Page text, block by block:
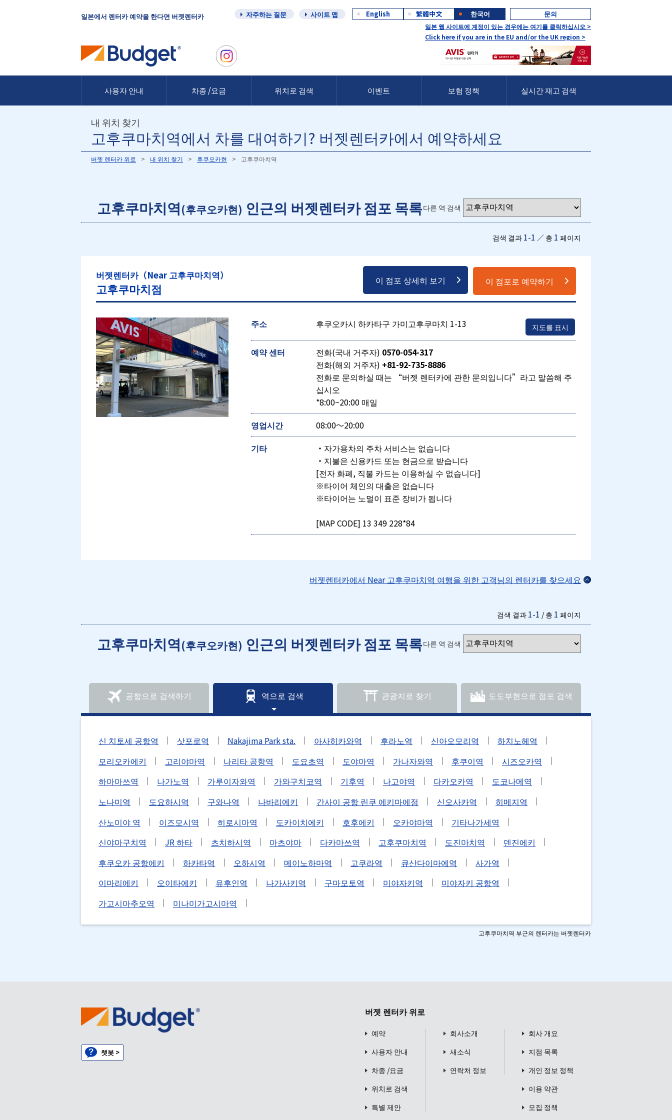
일본에서 렌터카 예약을 한다면 버젯렌터카 문의
English 繁體中文 한국어
자주하는 질문 사이트 맵
일본 웹 사이트에 계정이 있는 경우에는 여기를 클릭하십시오 >
Click here if you are in the EU and/or the UK region >
사용자 안내 차종 /요금 위치로 검색 이벤트 보험 정책 실시간 재고 검색
내 위치 찾기
고후쿠마치역에서 차를 대여하기? 버젯렌터카에서 예약하세요
버젯 렌터카 위로 내 위치 찾기 후쿠오카현 고후쿠마치역
고후쿠마치역(후쿠오카현) 인근의 버젯렌터카 점포 목록다른 역 검색
검색 결과 1-1 ／ 총 1 페이지
버젯렌터카（Near 고후쿠마치역）
고후쿠마치점
이 점포 상세히 보기 이 점포로 예약하기
주소 후쿠오카시 하카타구 가미고후쿠마치 1-13 지도를 표시
예약 센터 전화(국내 거주자) 0570-054-317
전화(해외 거주자) +81-92-735-8886
전화로 문의하실 때는 “버젯 렌터카에 관한 문의입니다”라고 말씀해 주
십시오
*8:00~20:00 매일
영업시간
08:00～20:00
기타
・자가용차의 주차 서비스는 없습니다
・지불은 신용카드 또는 현금으로 받습니다
[전자 화폐, 직불 카드는 이용하실 수 없습니다]
※타이어 체인의 대출은 없습니다
※타이어는 노멀이 표준 장비가 됩니다
[MAP CODE] 13 349 228*84
버젯렌터카에서 Near 고후쿠마치역 여행을 위한 고객님의 렌터카를 찾으세요
검색 결과 1-1 / 총 1 페이지
고후쿠마치역(후쿠오카현) 인근의 버젯렌터카 점포 목록다른 역 검색
공항으로 검색하기 역으로 검색 관광지로 찾기 도도부현으로 점포 검색
신 치토세 공항역 삿포로역 Nakajima Park sta. 아사히카와역 후라노역 신아오모리역
하치노헤역
모리오카에키
고리야마역 나리타 공항역 도요초역 도야마역 가나자와역 후쿠이역
시즈오카역
하마마쓰역
나가노역 가루이자와역 가와구치코역 기후역 나고야역 다카오카역
도코나메역
노나미역
도요하시역 구와나역 나바리에키 간사이 공항 린쿠 에키마에점 신오사카역
히메지역
산노미야 역
이즈모시역 히로시마역 도카이치에키 호후에키 오카야마역
기타나가세역
신야마구치역
JR 하타 츠치하시역 마츠야마 다카마쓰역 고후쿠마치역 도진마치역
덴진에키
후쿠오카 공항에키
하카타역 오하시역 메이노하마역 고쿠라역 큐산다이마에역
사가역
이마리에키
오이타에키 유후인역 나가사키역 구마모토역 미야자키역
미야자키 공항역
가고시마추오역
미나미가고시마역
고후쿠마치역 부근의 렌터카는 버젯렌터카
챗봇 >
버젯 렌터카 위로
예약
사용자 안내
차종 /요금
위치로 검색
특별 제안
회사소개
새소식
연락처 정보
회사 개요
지점 목록
개인 정보 정책
이용 약관
모집 정책